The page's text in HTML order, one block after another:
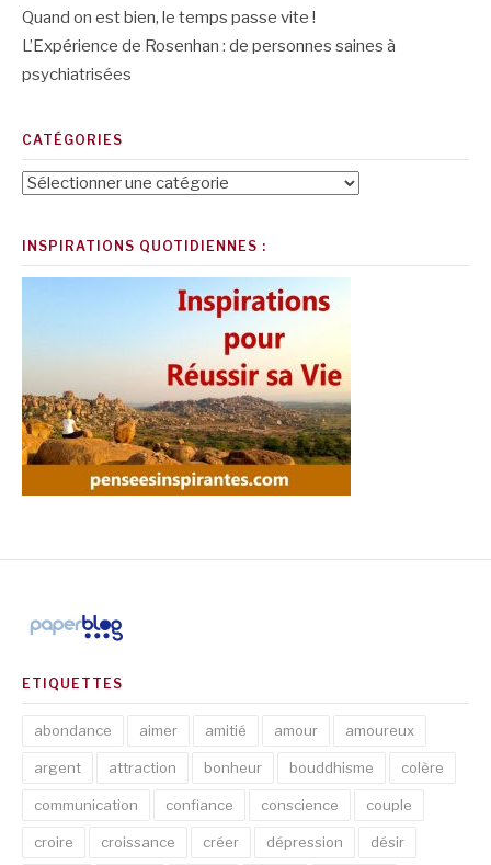
Quand on est bien, le temps passe vite !
L’Expérience de Rosenhan : de personnes saines à
psychiatrisées
CATÉGORIES
Catégories
INSPIRATIONS QUOTIDIENNES :
ETIQUETTES
abondance aimer amitié amour amoureux
argent attraction bonheur bouddhisme colère
communication confiance conscience couple
croire croissance créer dépression désir